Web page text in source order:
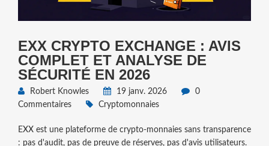
EXX CRYPTO EXCHANGE : AVIS
COMPLET ET ANALYSE DE
SÉCURITÉ EN 2026
Robert Knowles 19 janv. 2026
0
Commentaires
Cryptomonnaies
EXX est une plateforme de crypto-monnaies sans transparence
: pas d'audit, pas de preuve de réserves, pas d'avis utilisateurs.